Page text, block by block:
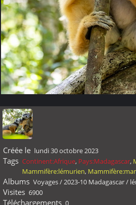
Créée le lundi 30 octobre 2023
Tags Continent:Afrique, Pays:Madagascar,
Mammifère:lémurien,
Albums Voyages/2023-10 Madagascar/
Visites 6900
Téléchargements 0